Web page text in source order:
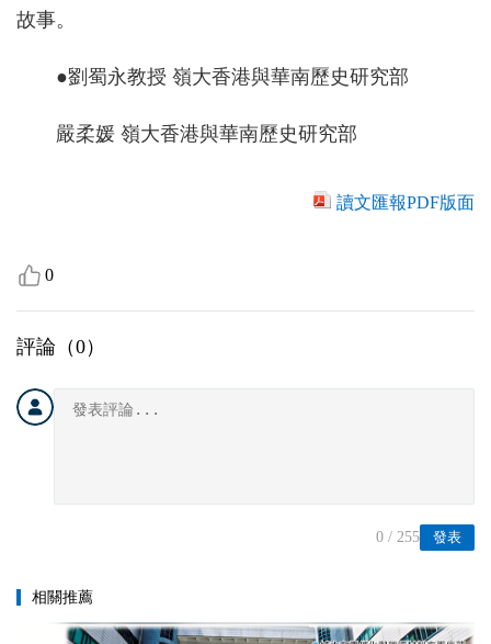
故事。
●劉蜀永教授 嶺大香港與華南歷史研究部
嚴柔媛 嶺大香港與華南歷史研究部
讀文匯報PDF版面
0
評論（0）
發表
0 / 255
相關推薦